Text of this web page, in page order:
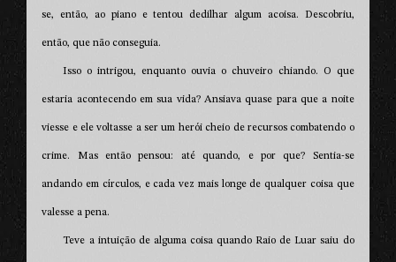
se, então, ao piano e tentou dedilhar algum acoisa. Descobriu,
então, que não conseguia.
Isso o intrigou, enquanto ouvia o chuveiro chiando. O que
estaria acontecendo em sua vida? Ansiava quase para que a noite
viesse e ele voltasse a ser um herói cheio de recursos combatendo o
crime. Mas então pensou: até quando, e por que? Sentia-se
andando em círculos, e cada vez mais longe de qualquer coisa que
valesse a pena.
Teve a intuição de alguma coisa quando Raio de Luar saiu do